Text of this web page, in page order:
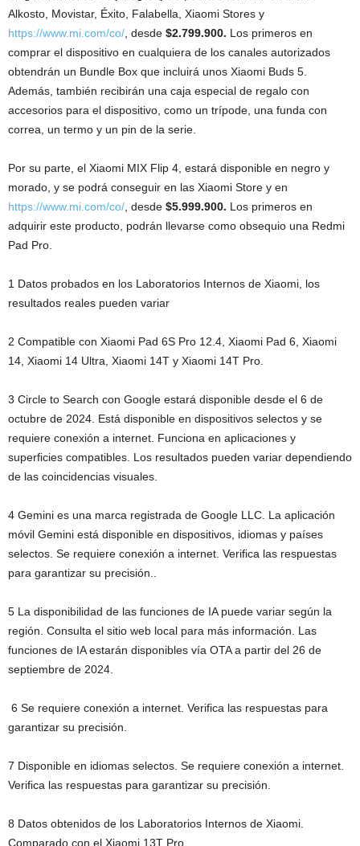
Alkosto, Movistar, Éxito, Falabella, Xiaomi Stores y
https://www.mi.com/co/ , desde $2.799.900. Los primeros en
comprar el dispositivo en cualquiera de los canales autorizados
obtendrán un Bundle Box que incluirá unos Xiaomi Buds 5.
Además, también recibirán una caja especial de regalo con
accesorios para el dispositivo, como un trípode, una funda con
correa, un termo y un pin de la serie.
Por su parte, el Xiaomi MIX Flip 4, estará disponible en negro y
morado, y se podrá conseguir en las Xiaomi Store y en
https://www.mi.com/co/ , desde $5.999.900. Los primeros en
adquirir este producto, podrán llevarse como obsequio una Redmi
Pad Pro.
1 Datos probados en los Laboratorios Internos de Xiaomi, los
resultados reales pueden variar
2 Compatible con Xiaomi Pad 6S Pro 12.4, Xiaomi Pad 6, Xiaomi
14, Xiaomi 14 Ultra, Xiaomi 14T y Xiaomi 14T Pro.
3 Circle to Search con Google estará disponible desde el 6 de
octubre de 2024. Está disponible en dispositivos selectos y se
requiere conexión a internet. Funciona en aplicaciones y
superficies compatibles. Los resultados pueden variar dependiendo
de las coincidencias visuales.
4 Gemini es una marca registrada de Google LLC. La aplicación
móvil Gemini está disponible en dispositivos, idiomas y países
selectos. Se requiere conexión a internet. Verifica las respuestas
para garantizar su precisión..
5 La disponibilidad de las funciones de IA puede variar según la
región. Consulta el sitio web local para más información. Las
funciones de IA estarán disponibles vía OTA a partir del 26 de
septiembre de 2024.
6 Se requiere conexión a internet. Verifica las respuestas para
garantizar su precisión.
7 Disponible en idiomas selectos. Se requiere conexión a internet.
Verifica las respuestas para garantizar su precisión.
8 Datos obtenidos de los Laboratorios Internos de Xiaomi.
Comparado con el Xiaomi 13T Pro.